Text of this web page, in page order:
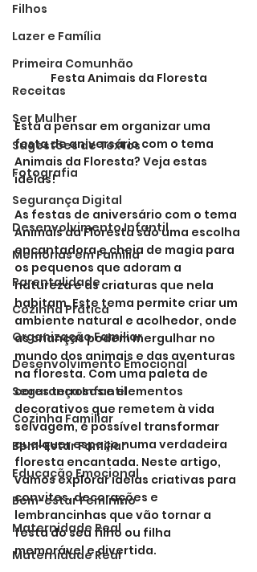
Filhos
Lazer e Família
Primeira Comunhão
Receitas
Ser Mulher
Sugestões de Textos
Fotografia
Segurança Digital
Desenvolvimento Infantil
Memórias em Família
Parentalidade
Cozinha Prática
Organização Familiar
Desenvolvimento Emocional
Segurança Infantil
Cozinha Familiar
Bem-Estar Familiar
Educação Emocional
Bem-estar Feminino
Maternidade Real
Maternidade Real
Festa Animais da Floresta
Está a pensar em organizar uma
festa de aniversário com o tema
Animais da Floresta? Veja estas
ideias!
As festas de aniversário com o tema
Animais da Floresta são uma escolha
encantadora e cheia de magia para
os pequenos que adoram a
natureza e as criaturas que nela
habitam. Este tema permite criar um
ambiente natural e acolhedor, onde
as crianças podem mergulhar no
mundo dos animais e das aventuras
na floresta. Com uma paleta de
cores terrosas e elementos
decorativos que remetem à vida
selvagem, é possível transformar
qualquer espaço numa verdadeira
floresta encantada. Neste artigo,
vamos explorar ideias criativas para
convites, decorações e
lembrancinhas que vão tornar a
festa do seu filho ou filha
memorável e divertida.